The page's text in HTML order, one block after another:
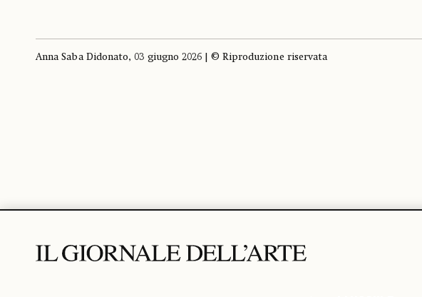
Anna Saba Didonato, 03 giugno 2026 | © Riproduzione riservata